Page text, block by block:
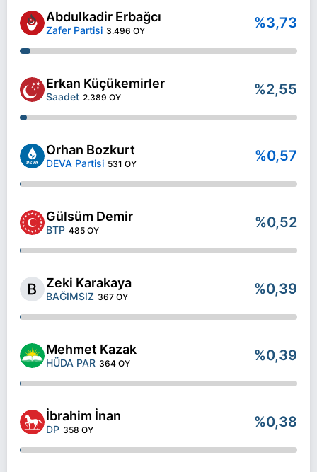
Abdulkadir Erbağcı
Zafer Partisi 3.496 OY %3,73
Erkan Küçükemirler
Saadet 2.389 OY %2,55
Orhan Bozkurt
DEVA Partisi 531 OY %0,57
Gülsüm Demir
BTP 485 OY %0,52
Zeki Karakaya
BAĞIMSIZ 367 OY %0,39
Mehmet Kazak
HÜDA PAR 364 OY %0,39
İbrahim İnan
DP 358 OY %0,38